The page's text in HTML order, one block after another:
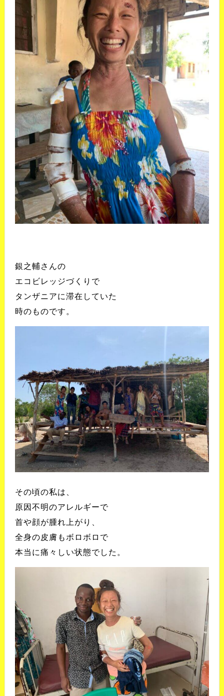
銀之輔さんの
エコビレッジづくりで
タンザニアに滞在していた
時のものです。
その頃の私は、
原因不明のアレルギーで
首や顔が腫れ上がり、
全身の皮膚もボロボロで
本当に痛々しい状態でした。